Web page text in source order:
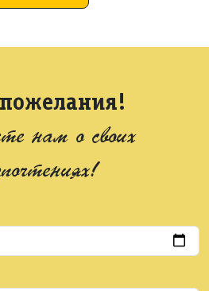
нам о своих